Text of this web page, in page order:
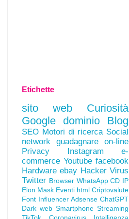
Etichette
sito web
Curiosità
Google
dominio Blog
SEO Motori di ricerca Social
network
guadagnare on-line
Privacy
Instagram
e-
commerce Youtube facebook
Hardware ebay Hacker Virus
Twitter Browser WhatsApp CD IP
Elon Mask Eventi html Criptovalute
Font Influencer Adsense ChatGPT
Dark web Smartphone Streaming
TikTok
Coronavirus
Intelligenza